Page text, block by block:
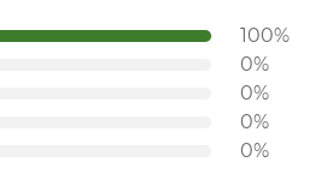
100%
0%
0%
0%
0%